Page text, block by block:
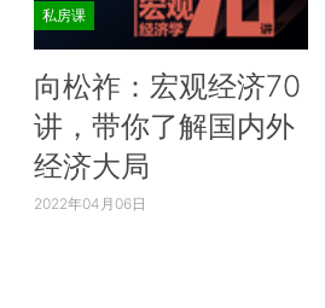
私房课
向松祚：宏观经济70
讲，带你了解国内外
经济大局
2022年04月06日